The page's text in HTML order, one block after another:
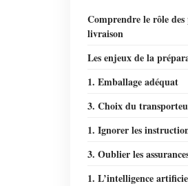
Comprendre le rôle
livraison
Les enjeux de la
1. Emballage adéquat
3. Choix du
1. Ignorer les
3. Oublier les
1. L’intelligence